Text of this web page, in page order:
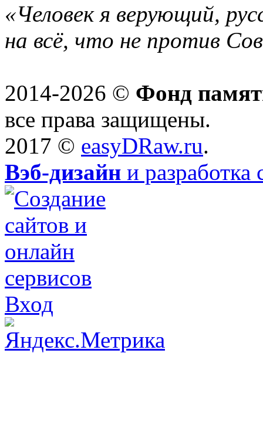
«Человек я верующий,
на всё, что не против
2014-2026 © Фонд
все права защищены.
2017 © easyDRaw.ru.
Вэб-дизайн и разработка
Вход